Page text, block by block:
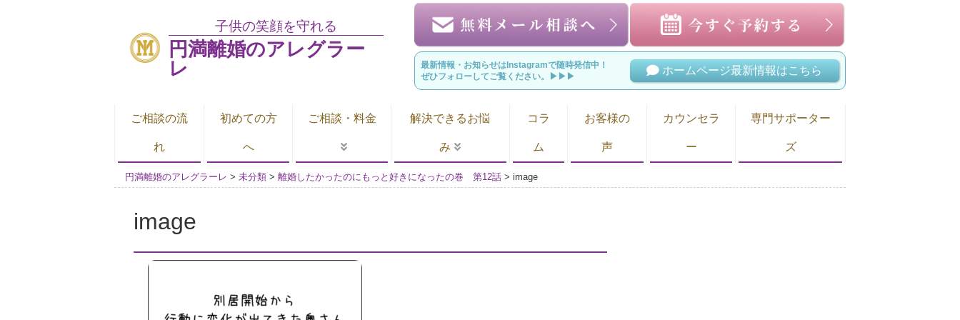
子供の笑顔を守れる
円満離婚のアレグラー
レ
ホームページ最新情報はこちら
最新情報・お知らせはInstagramで随時発信中！
ぜひフォローしてご覧ください。▶︎▶︎▶︎
ご相談の流
れ
初めての方
へ
ご相談・料金 解決できるお悩
み
コラ
ム
お客様の
声
カウンセラ
ー
専門サポーター
ズ
円満離婚のアレグラーレ > 未分類 > 離婚したかったのにもっと好きになったの巻 第12話 > image
image